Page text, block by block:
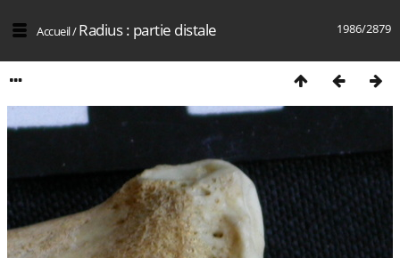
1986/2879
Accueil/Radius : partie distale